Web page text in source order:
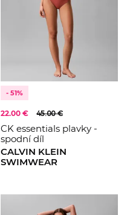
- 51%
22.00 € 45.00 €
CK essentials plavky -
spodní díl
CALVIN KLEIN
SWIMWEAR